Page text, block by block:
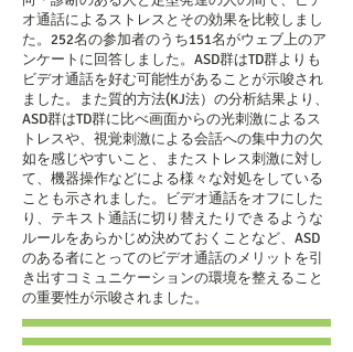
オ通話によるストレスとその効果を比較しまし
た。252名の参加者のうち151名がウェブ上のア
ンケートに回答しました。ASD群はTD群よりも
ビデオ通話を好む可能性があることが示唆され
ました。また質的方法(KJ法）の分析結果より、
ASD群はTD群に比べ画面からの光刺激によるス
トレスや、視覚刺激による会話への集中力の欠
如を感じやすいこと、またストレス刺激に対し
て、機器操作などによる様々な対処をしている
ことも示されました。ビデオ通話をオフにした
り、テキスト通話に切り替えたりできるような
ルールをあらかじめ決めておくことなど、ASD
のある者にとってのビデオ通話のメリットを引
き出すコミュニケーションの環境を整えること
の重要性が示唆されました。